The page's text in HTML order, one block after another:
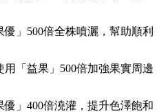
」500倍全株噴灑，幫助順利
「益果」500倍加強果實周邊
」400倍澆灌，提升色澤飽和